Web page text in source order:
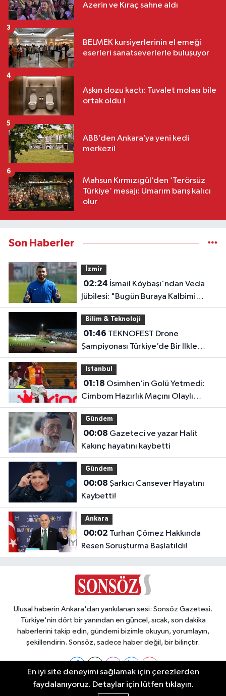
Azerin ve Kıraç sahne aldı
BELMEK kursiyerlerinin el emeği
eserleri sanatseverlerle buluşuyor
3
Aşkın dozu kaçtı: Tuvalet molası bile
ortak oldu !
4
ABB’den Ankara’ya yeni kedi
merkezi!
5
Mahsun Kırmızıgül’den ‘Terörsüz
Türkiye’ mesajı: Umarım barış kalıcı
olur
6
Son Haberler
İzmir
02:24
Jübilesi: "Bugün Buraya Kalbimi
Gömdüm"
Bilim & Teknoloji
01:46
Şampiyonası Türkiye’de Bir İlkle
Başladı!
Istanbul
01:18
Cimbom Hazırlık Maçını Olaylı
Kapattı!
Gündem
00:08
Kakınç hayatını kaybetti
Gündem
00:08
Kaybetti!
Ankara
00:02
Resen Soruşturma Başlatıldı!
Ulusal haberin Ankara'dan yankılanan sesi: Sonsöz Gazetesi.
Türkiye'nin dört bir yanından en güncel, sıcak, son dakika
haberlerini takip edin, gündemi bizimle okuyun, yorumlayın,
şekillendirin. Sonsöz, sadece haber değil, bir bilinçtir.
En iyi site deneyimi sağlamak için çerezlerden
faydalanıyoruz. Detaylar için lütfen tıklayın.